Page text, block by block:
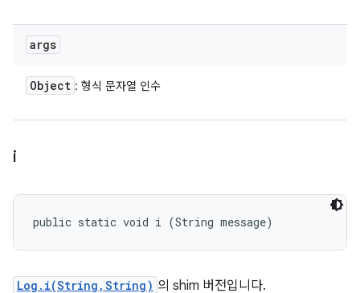
args
Object : 형식 문자열 인수
i
public static void i (String message)
Log.i(String,String) 의 shim 버전입니다.